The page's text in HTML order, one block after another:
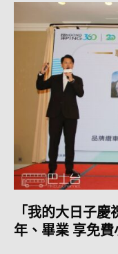
「我的大日子
年、畢業 享免